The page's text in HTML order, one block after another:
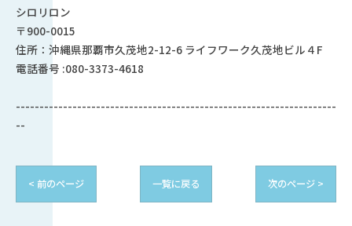
シロリロン
〒900-0015
住所：沖縄県那覇市久茂地2-12-6 ライフワーク久茂地ビル４F
電話番号 :080-3373-4618
--------------------------------------------------------------------
--
< 前のページ 一覧に戻る 次のページ >